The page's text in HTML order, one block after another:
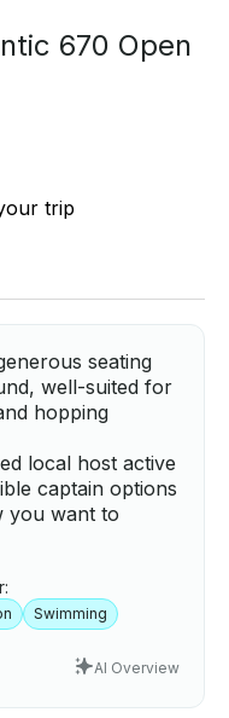
670 Open
trip
seating
well-suited for
hopping
local host active
captain options
you want to
Swimming
AI Overview